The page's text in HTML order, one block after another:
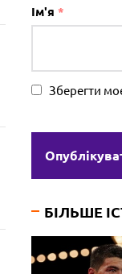
Ім'я *
Зберегти
БІЛЬШЕ